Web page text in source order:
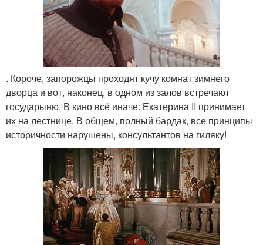
. Короче, запорожцы проходят кучу комнат зимнего
дворца и вот, наконец, в одном из залов встречают
государыню. В кино всё иначе: Екатерина II принимает
их на лестнице. В общем, полный бардак, все принципы
историчности нарушены, консультантов на гиляку!